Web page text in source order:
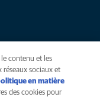
contenu et les
sociaux et
en matière
des cookies pour